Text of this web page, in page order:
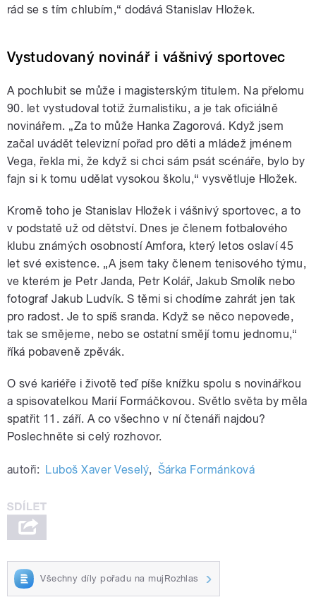
rád se s tím chlubím,“ dodává Stanislav Hložek.
Vystudovaný novinář i vášnivý sportovec
A pochlubit se může i magisterským titulem. Na přelomu
90. let vystudoval totiž žurnalistiku, a je tak oficiálně
novinářem. „Za to může Hanka Zagorová. Když jsem
začal uvádět televizní pořad pro děti a mládež jménem
Vega, řekla mi, že když si chci sám psát scénáře, bylo by
fajn si k tomu udělat vysokou školu,“ vysvětluje Hložek.
Kromě toho je Stanislav Hložek i vášnivý sportovec, a to
v podstatě už od dětství. Dnes je členem fotbalového
klubu známých osobností Amfora, který letos oslaví 45
let své existence. „A jsem taky členem tenisového týmu,
ve kterém je Petr Janda, Petr Kolář, Jakub Smolík nebo
fotograf Jakub Ludvík. S těmi si chodíme zahrát jen tak
pro radost. Je to spíš sranda. Když se něco nepovede,
tak se smějeme, nebo se ostatní smějí tomu jednomu,“
říká pobaveně zpěvák.
O své kariéře i životě teď píše knížku spolu s novinářkou
a spisovatelkou Marií Formáčkovou. Světlo světa by měla
spatřit 11. září. A co všechno v ní čtenáři najdou?
Poslechněte si celý rozhovor.
autoři: Luboš Xaver Veselý, Šárka Formánková
Všechny díly pořadu na mujRozhlas